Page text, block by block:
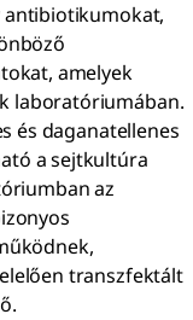
antibiotikumokat,
amelyek
laboratóriumában.
és daganatellenes
a sejtkultúra
az
transzfektált